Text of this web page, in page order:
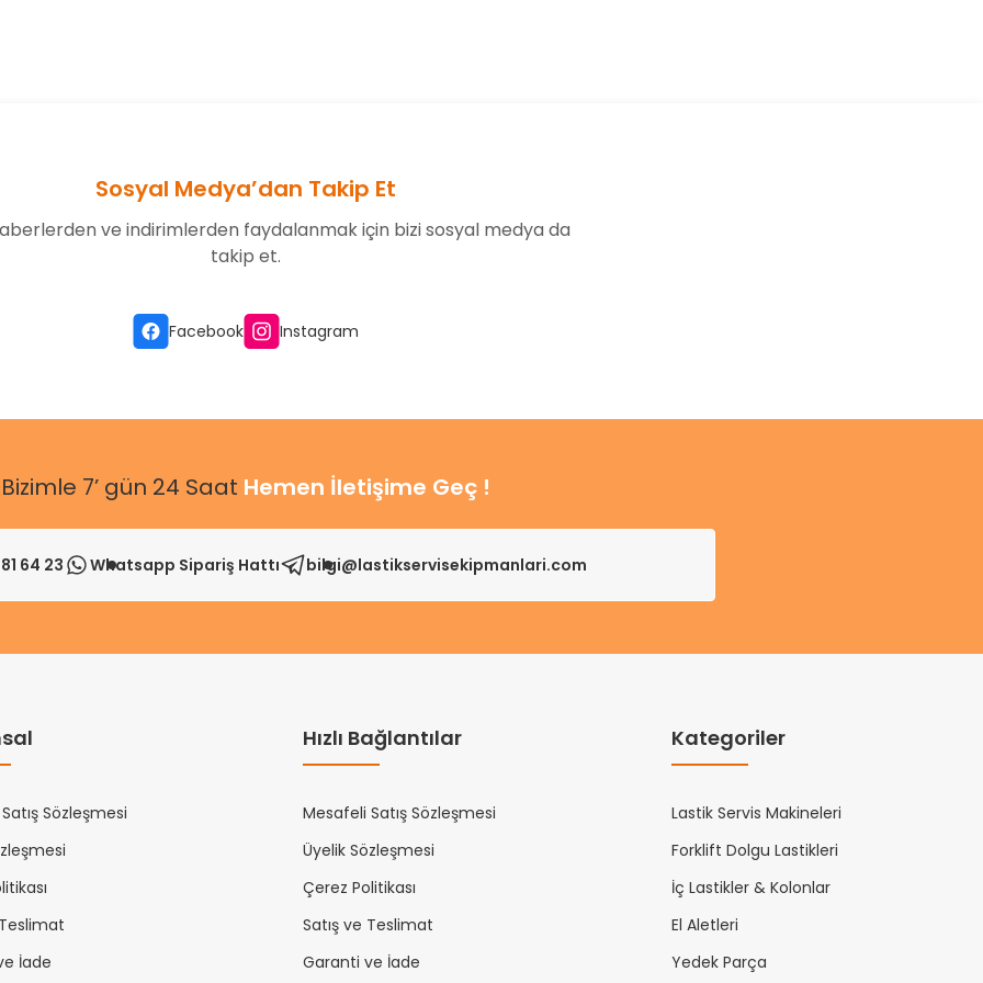
Gönder
Sosyal Medya’dan Takip Et
ve indirimlerden faydalanmak için bizi sosyal medya da
takip et.
Facebook Instagram
Bizimle 7’ gün 24 Saat Hemen İletişime Geç !
64 23 Whatsapp Sipariş Hattı bilgi@lastikservisekipmanlari.com
Sözleşmesi
İade
Hızlı Bağlantılar
Mesafeli Satış Sözleşmesi
Üyelik Sözleşmesi
Çerez Politikası
Satış ve Teslimat
Garanti ve İade
Kategoriler
Lastik Servis Makineleri
Forklift Dolgu Lastikleri
İç Lastikler & Kolonlar
El Aletleri
Yedek Parça